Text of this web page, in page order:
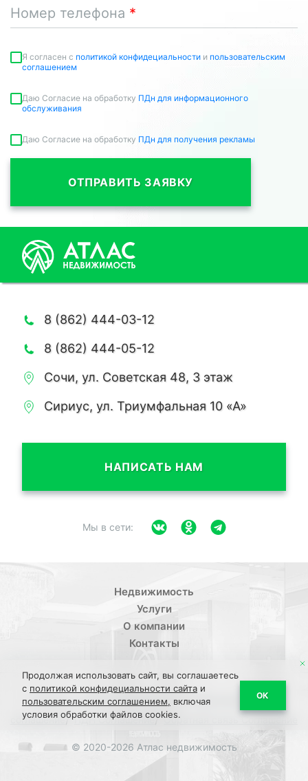
Номер телефона
Я согласен c политикой конфидециальности и пользовательским
соглашением
Даю Согласие на обработку ПДн для информационного
обслуживания
Даю Согласие на обработку ПДн для получения рекламы
ОТПРАВИТЬ ЗАЯВКУ
8 (862) 444-03-12
8 (862) 444-05-12
Сочи, ул. Советская 48, 3 этаж
Сириус, ул. Триумфальная 10 «А»
НАПИСАТЬ НАМ
Мы в сети:
Недвижимость
Услуги
О компании
Контакты
© 2020-2026 Атлас недвижимость
Политика конфиденциальности/Пользовательское
соглашение/ПДН Соглашение/Обратная связь Соглашение
Продолжая использовать сайт, вы соглашаетесь
с политикой конфидециальности сайта и
пользовательским соглашением, включая
условия обработки файлов cookies.
ОК